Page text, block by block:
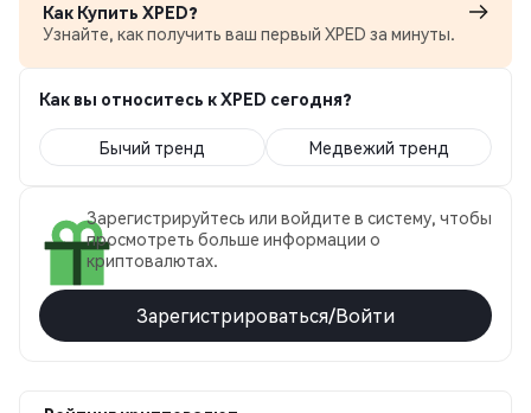
Как Купить XPED?
Узнайте, как получить ваш первый XPED за минуты.
Как вы относитесь к XPED сегодня?
Бычий тренд Медвежий тренд
Зарегистрируйтесь или войдите в систему, чтобы
просмотреть больше информации о
криптовалютах.
Зарегистрироваться/Войти